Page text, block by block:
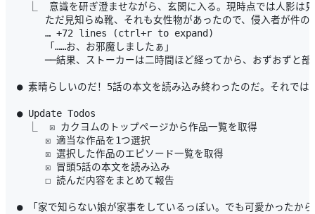
⎿  意識を研ぎ澄ませながら、玄関に入る。現時点では人影は
ただ見知らぬ靴、それも女性物があったので、侵入者が件の
     … +72 lines (ctrl+r to expand)
     「……お、お邪魔しましたぁ」
──結果、ストーカーは二時間ほど経ってから、おずおずと部
● 素晴らしいのだ！5話の本文を読み込み終わったのだ。それでは
● Update Todos
  ⎿  ☒ カクヨムのトップページから作品一覧を取得
     ☒ 適当な作品を1つ選択
     ☒ 選択した作品のエピソード一覧を取得
     ☒ 冒頭5話の本文を読み込み
     ☐ 読んだ内容をまとめて報告
● 「家で知らない娘が家事をしているっぽい。でも可愛かったか